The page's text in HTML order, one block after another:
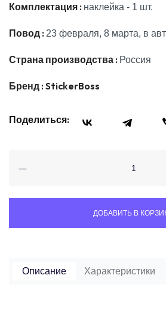
Комплектация : наклейка - 1 шт.
Повод : 23 февраля, 8 марта, в
Страна производства : Россия
Бренд :StickerBoss
Поделиться:
ДОБАВИТЬ В
Описание Характеристики